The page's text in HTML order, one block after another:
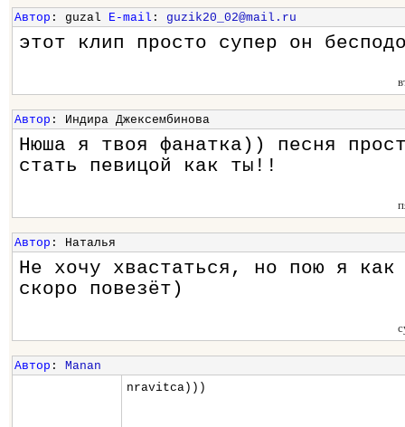
Автор : guzal E-mail : guzik20_02@mail.ru
этот клип просто супер он
Автор : Индира Джексембинова
Нюша я твоя фанатка)) песня
стать певицой как ты!!
Автор : Наталья
Не хочу хвастаться, но пою я как
скоро повезёт)
Автор : Manan
nravitca)))